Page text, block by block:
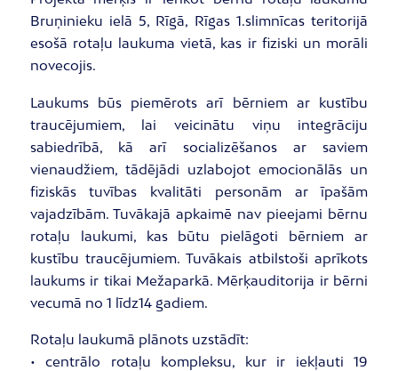
Bruņinieku ielā 5, Rīgā, Rīgas 1.slimnīcas teritorijā
esošā rotaļu laukuma vietā, kas ir fiziski un morāli
novecojis.
Laukums būs piemērots arī bērniem ar kustību
traucējumiem, lai veicinātu viņu integrāciju
sabiedrībā, kā arī socializēšanos ar saviem
vienaudžiem, tādējādi uzlabojot emocionālās un
fiziskās tuvības kvalitāti personām ar īpašām
vajadzībām. Tuvākajā apkaimē nav pieejami bērnu
rotaļu laukumi, kas būtu pielāgoti bērniem ar
kustību traucējumiem. Tuvākais atbilstoši aprīkots
laukums ir tikai Mežaparkā. Mērķauditorija ir bērni
vecumā no 1 līdz14 gadiem.
Rotaļu laukumā plānots uzstādīt:
• centrālo rotaļu kompleksu, kur ir iekļauti 19